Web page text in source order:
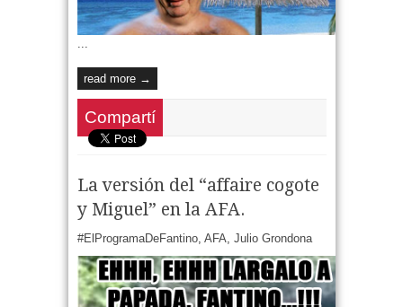
...
read more →
Compartí
La versión del “affaire cogote
y Miguel” en la AFA.
#ElProgramaDeFantino, AFA, Julio Grondona